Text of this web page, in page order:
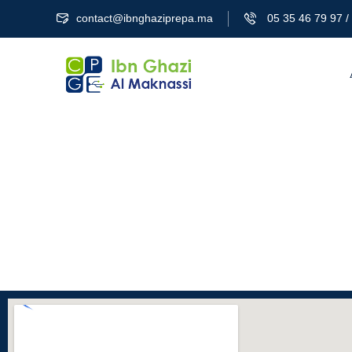
contact@ibnghaziprepa.ma 05 35 46 79 97